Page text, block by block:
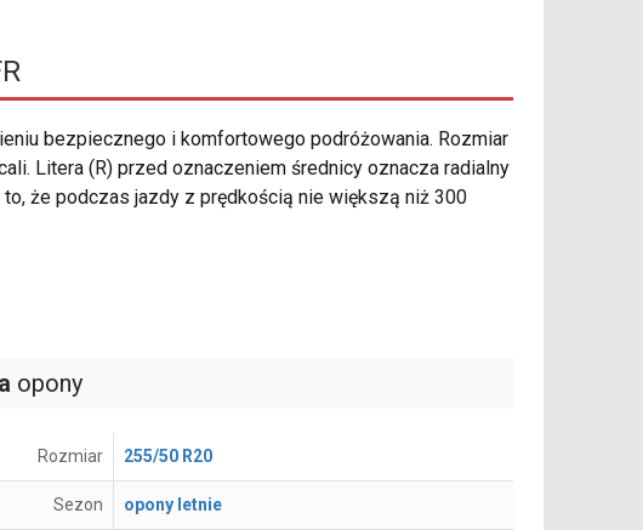
bezpiecznego i komfortowego podróżowania. Rozmiar
Litera (R) przed oznaczeniem średnicy oznacza radialny
to, że podczas jazdy z prędkością nie większą niż 300
opony
Rozmiar 255/50 R20
Sezon opony letnie